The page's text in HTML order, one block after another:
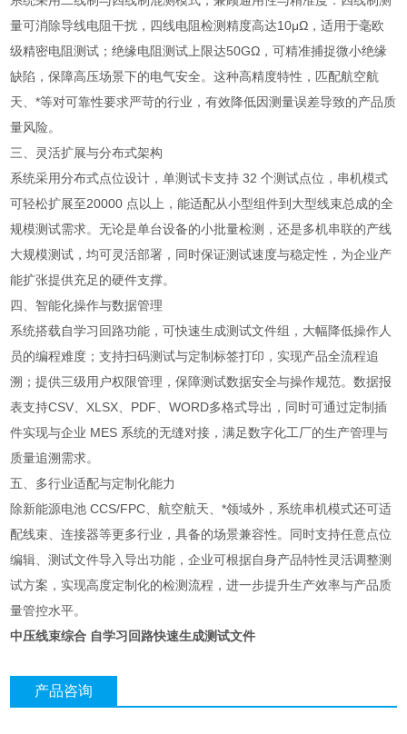
量可消除导线电阻干扰，四线电阻检测精度高达10μΩ，适用于毫欧
级精密电阻测试；绝缘电阻测试上限达50GΩ，可精准捕捉微小绝缘
缺陷，保障高压场景下的电气安全。这种高精度特性，匹配航空航
天、*等对可靠性要求严苛的行业，有效降低因测量误差导致的产品质
量风险。
三、灵活扩展与分布式架构
系统采用分布式点位设计，单测试卡支持 32 个测试点位，串机模式
可轻松扩展至20000 点以上，能适配从小型组件到大型线束总成的全
规模测试需求。无论是单台设备的小批量检测，还是多机串联的产线
大规模测试，均可灵活部署，同时保证测试速度与稳定性，为企业产
能扩张提供充足的硬件支撑。
四、智能化操作与数据管理
系统搭载自学习回路功能，可快速生成测试文件组，大幅降低操作人
员的编程难度；支持扫码测试与定制标签打印，实现产品全流程追
溯；提供三级用户权限管理，保障测试数据安全与操作规范。数据报
表支持CSV、XLSX、PDF、WORD多格式导出，同时可通过定制插
件实现与企业 MES 系统的无缝对接，满足数字化工厂的生产管理与
质量追溯需求。
五、多行业适配与定制化能力
除新能源电池 CCS/FPC、航空航天、*领域外，系统串机模式还可适
配线束、连接器等更多行业，具备的场景兼容性。同时支持任意点位
编辑、测试文件导入导出功能，企业可根据自身产品特性灵活调整测
试方案，实现高度定制化的检测流程，进一步提升生产效率与产品质
量管控水平。
中压线束综合 自学习回路快速生成测试文件
产品咨询